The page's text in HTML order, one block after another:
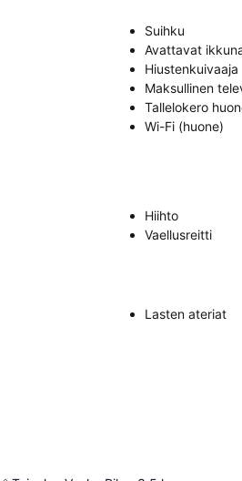
Suihku
Avattavat
Hiustenkuivaaja
Maksullinen
Tallelokero
Wi-Fi (huone)
Hiihto
Vaellusreitti
Lasten ateriat